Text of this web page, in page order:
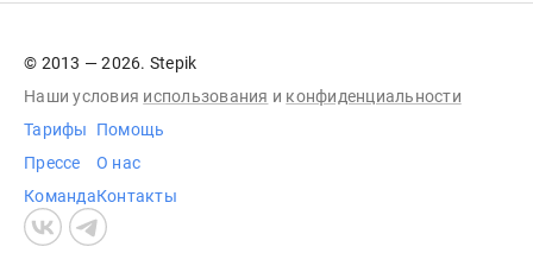
© 2013 — 2026. Stepik
Наши условия использования и конфиденциальности
Тарифы
Прессе
Команда
Помощь
О нас
Контакты